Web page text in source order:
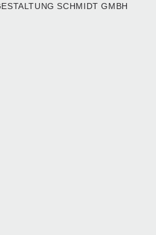
SCHMIDT GMBH